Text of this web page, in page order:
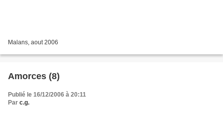
Malans, aout 2006
Amorces (8)
Publié le 16/12/2006 à 20:11
Par c.g.